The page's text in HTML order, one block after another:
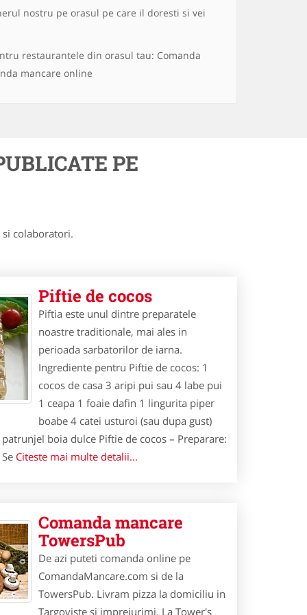
nostru pe orasul pe care il doresti si vei
restaurantele din orasul tau: Comanda
mancare online
PE
colaboratori.
Piftie de cocos
Piftia este unul dintre preparatele
noastre traditionale, mai ales in
perioada sarbatorilor de iarna.
Ingrediente pentru Piftie de cocos: 1
cocos de casa 3 aripi pui sau 4 labe pui
1 ceapa 1 foaie dafin 1 lingurita piper
boabe 4 catei usturoi (sau dupa gust)
boia dulce Piftie de cocos – Preparare:
Citeste mai multe detalii...
Comanda mancare
TowersPub
De azi puteti comanda online pe
ComandaMancare.com si de la
TowersPub. Livram pizza la domiciliu in
Targoviste si imprejurimi. La Tower's